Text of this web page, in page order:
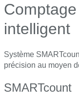
intelligent
Système
précision au moyen
SMARTcount